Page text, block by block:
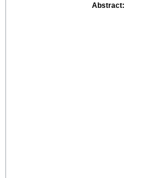
Abstract: